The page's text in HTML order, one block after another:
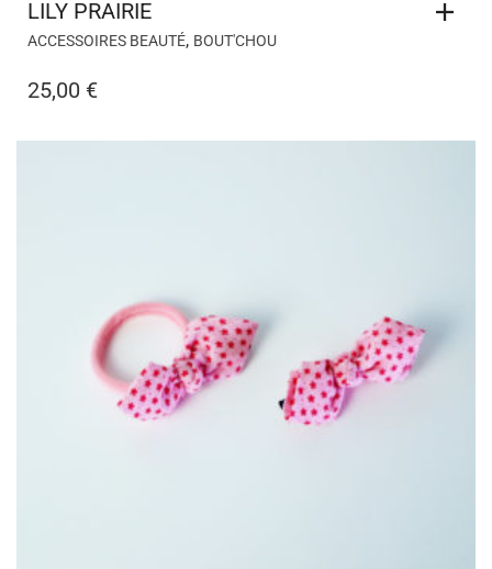
LILY PRAIRIE
ACCESSOIRES BEAUTÉ, BOUT'CHOU
25,00 €